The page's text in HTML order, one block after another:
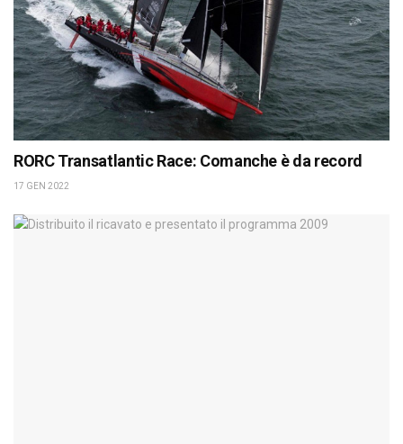
RORC Transatlantic Race: Comanche è da record
17 GEN 2022